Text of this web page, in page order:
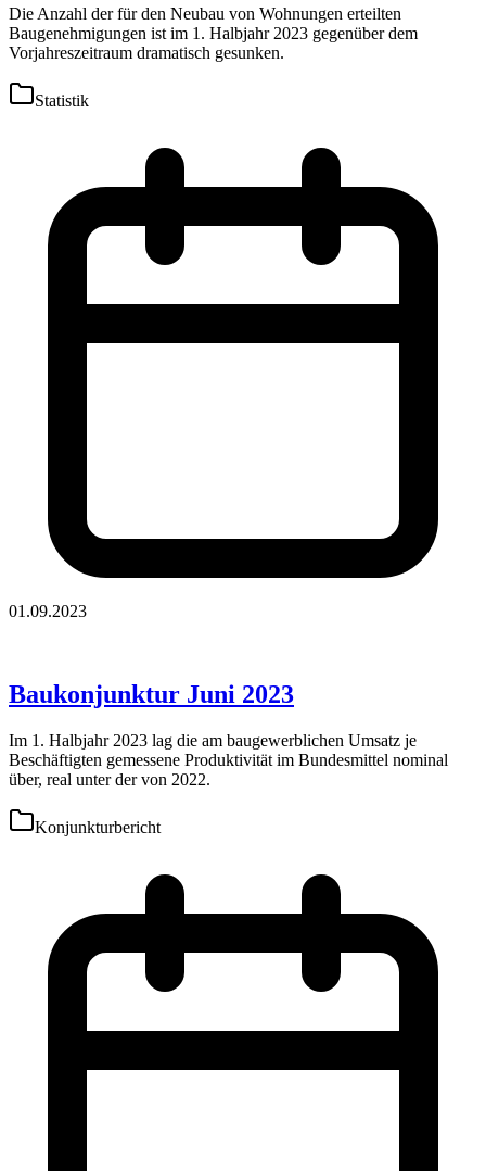
Die Anzahl der für den Neubau von Wohnungen erteilten
Baugenehmigungen ist im 1. Halbjahr 2023 gegenüber dem
Vorjahreszeitraum dramatisch gesunken.
Statistik
01.09.2023
Baukonjunktur Juni 2023
Im 1. Halbjahr 2023 lag die am baugewerblichen Umsatz je
Beschäftigten gemessene Produktivität im Bundesmittel nominal
über, real unter der von 2022.
Konjunkturbericht